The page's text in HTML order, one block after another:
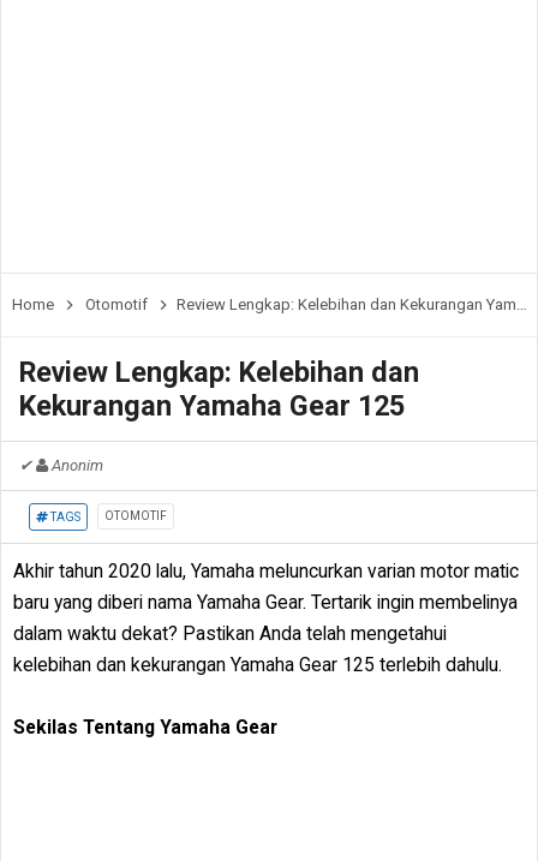
Home Otomotif Review Lengkap: Kelebihan dan Kekurangan Yamaha Gear 125
Review Lengkap: Kelebihan dan
Kekurangan Yamaha Gear 125
✔ Anonim
TAGS OTOMOTIF
Akhir tahun 2020 lalu, Yamaha meluncurkan varian motor matic
baru yang diberi nama Yamaha Gear. Tertarik ingin membelinya
dalam waktu dekat? Pastikan Anda telah mengetahui
kelebihan dan kekurangan Yamaha Gear 125 terlebih dahulu.
Sekilas Tentang Yamaha Gear